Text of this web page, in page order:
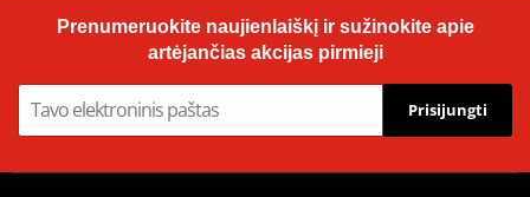
Prenumeruokite naujienlaiškį ir sužinokite apie
artėjančias akcijas pirmieji
Prisijungti